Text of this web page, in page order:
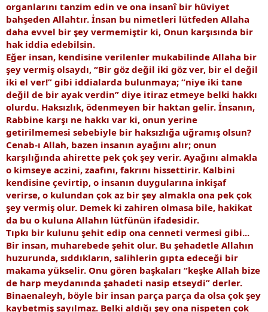
organlarını tanzim edin ve ona insanî bir hüviyet
bahşeden Allahtır. İnsan bu nimetleri lütfeden Allaha
daha evvel bir şey vermemiştir ki, Onun karşısında bir
hak iddia edebilsin.
Eğer insan, kendisine verilenler mukabilinde Allaha bir
şey vermiş olsaydı, “Bir göz değil iki göz ver, bir el değil
iki el ver!” gibi iddialarda bulunmaya; “niye iki tane
değil de bir ayak verdin” diye itiraz etmeye belki hakkı
olurdu. Haksızlık, ödenmeyen bir haktan gelir. İnsanın,
Rabbine karşı ne hakkı var ki, onun yerine
getirilmemesi sebebiyle bir haksızlığa uğramış olsun?
Cenab-ı Allah, bazen insanın ayağını alır; onun
karşılığında ahirette pek çok şey verir. Ayağını almakla
o kimseye aczini, zaafını, fakrını hissettirir. Kalbini
kendisine çevirtip, o insanın duygularına inkişaf
verirse, o kulundan çok az bir şey almakla ona pek çok
şey vermiş olur. Demek ki zahiren olmasa bile, hakikat
da bu o kuluna Allahın lütfünün ifadesidir.
Tıpkı bir kulunu şehit edip ona cenneti vermesi gibi...
Bir insan, muharebede şehit olur. Bu şehadetle Allahın
huzurunda, sıddıkların, salihlerin gıpta edeceği bir
makama yükselir. Onu gören başkaları “keşke Allah bize
de harp meydanında şahadeti nasip etseydi” derler.
Binaenaleyh, böyle bir insan parça parça da olsa çok şey
kaybetmiş sayılmaz. Belki aldığı şey ona nispeten çok